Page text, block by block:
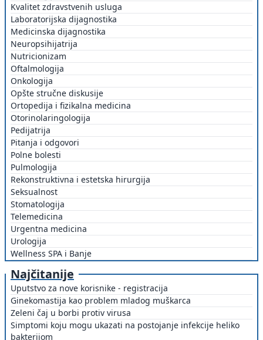
Kvalitet zdravstvenih usluga
Laboratorijska dijagnostika
Medicinska dijagnostika
Neuropsihijatrija
Nutricionizam
Oftalmologija
Onkologija
Opšte stručne diskusije
Ortopedija i fizikalna medicina
Otorinolaringologija
Pedijatrija
Pitanja i odgovori
Polne bolesti
Pulmologija
Rekonstruktivna i estetska hirurgija
Seksualnost
Stomatologija
Telemedicina
Urgentna medicina
Urologija
Wellness SPA i Banje
Najčitanije
Uputstvo za nove korisnike - registracija
Ginekomastija kao problem mladog muškarca
Zeleni čaj u borbi protiv virusa
Simptomi koju mogu ukazati na postojanje infekcije heliko
bakterijom